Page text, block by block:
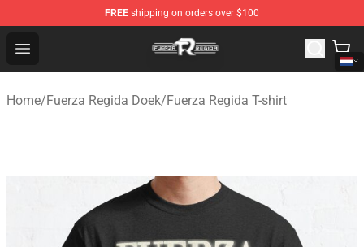
FREE shipping on orders over $100
Open menu
Fuerza Regida Shop - Official Fuerza Regida
Home/Fuerza Regida Doek/Fuerza Regida T-shirt